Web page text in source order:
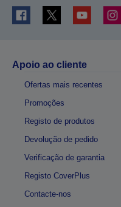
Apoio ao cliente
Ofertas mais recentes
Promoções
Registo de produtos
Devolução de pedido
Verificação de garantia
Registo CoverPlus
Contacte-nos